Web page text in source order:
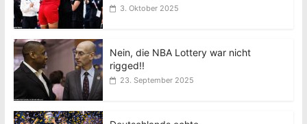
3. Oktober 2025
Nein, die NBA Lottery war nicht
rigged!!
23. September 2025